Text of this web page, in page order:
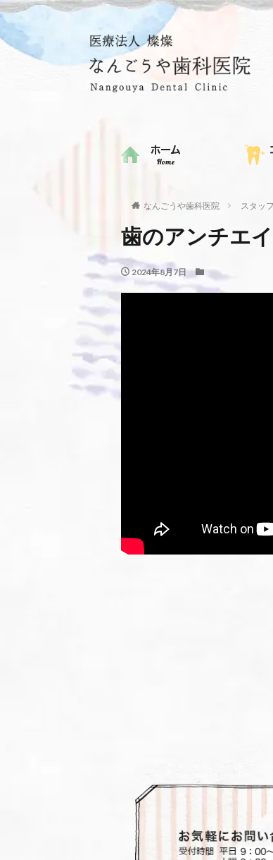
なんごうや歯科医院 スタッ
歯のアンチエ
2024年8月7日